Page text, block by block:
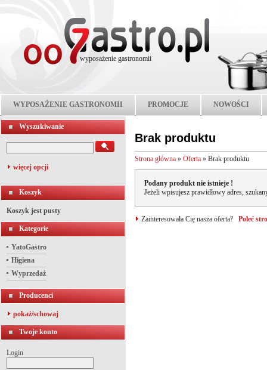
wyposażenie gastronomii
WYPOSAŻENIE GASTRONOMII PROMOCJE NOWOŚCI
Wyszukiwanie
więcej opcji
Koszyk
Koszyk jest pusty
Kategorie
YatoGastro
Higiena
Wyprzedaż
Producenci
pokaż/schowaj
Twoje konto
Login
Brak produktu
Strona główna » Oferta » Brak produktu
Podany produkt nie istnieje !
Jeżeli wpisujesz prawidłowy adres,
Zainteresowała Cię nasza oferta? Poleć